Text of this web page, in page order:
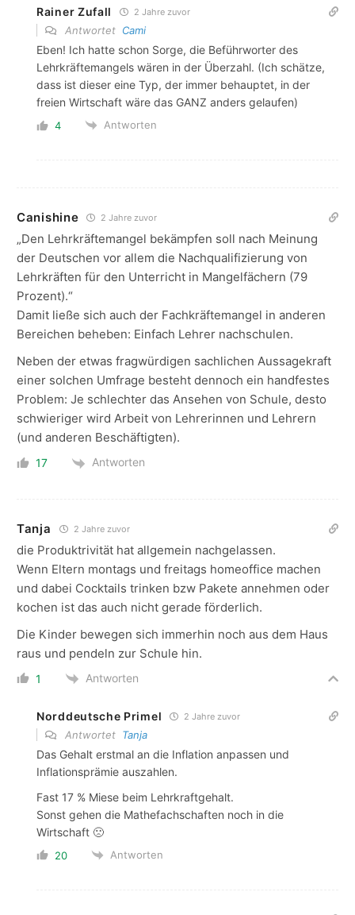
Rainer Zufall 2 Jahre zuvor
Antwortet Cami
Eben! Ich hatte schon Sorge, die Beführworter des
Lehrkräftemangels wären in der Überzahl. (Ich schätze,
dass ist dieser eine Typ, der immer behauptet, in der
freien Wirtschaft wäre das GANZ anders gelaufen)
4 Antworten
Canishine 2 Jahre zuvor
„Den Lehrkräftemangel bekämpfen soll nach Meinung
der Deutschen vor allem die Nachqualifizierung von
Lehrkräften für den Unterricht in Mangelfächern (79
Prozent).“
Damit ließe sich auch der Fachkräftemangel in anderen
Bereichen beheben: Einfach Lehrer nachschulen.
Neben der etwas fragwürdigen sachlichen Aussagekraft
einer solchen Umfrage besteht dennoch ein handfestes
Problem: Je schlechter das Ansehen von Schule, desto
schwieriger wird Arbeit von Lehrerinnen und Lehrern
(und anderen Beschäftigten).
17 Antworten
Tanja 2 Jahre zuvor
die Produktrivität hat allgemein nachgelassen.
Wenn Eltern montags und freitags homeoffice machen
und dabei Cocktails trinken bzw Pakete annehmen oder
kochen ist das auch nicht gerade förderlich.
Die Kinder bewegen sich immerhin noch aus dem Haus
raus und pendeln zur Schule hin.
1 Antworten
Norddeutsche Primel 2 Jahre zuvor
Antwortet Tanja
Das Gehalt erstmal an die Inflation anpassen und
Inflationsprämie auszahlen.
Fast 17 % Miese beim Lehrkraftgehalt.
Sonst gehen die Mathefachschaften noch in die
Wirtschaft 🙁
20 Antworten